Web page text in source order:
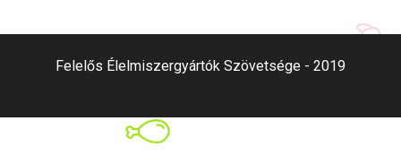
Felelős Élelmiszergyártók Szövetsége - 2019